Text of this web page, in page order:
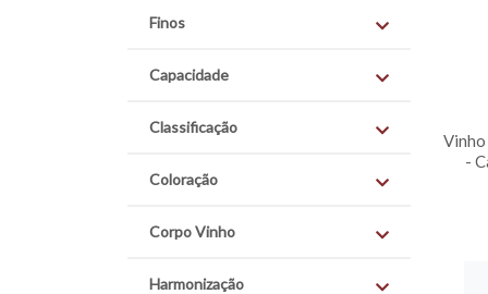
Finos
Capacidade
Classificação
Coloração
Corpo Vinho
Harmonização
-